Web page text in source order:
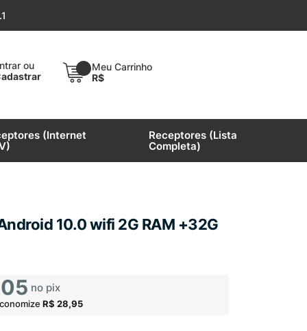
ou
Meu Carrinho
R$
(Internet
Receptores (Lista
Completa)
10.0 wifi 2G RAM +32G
no pix
R$ 28,95